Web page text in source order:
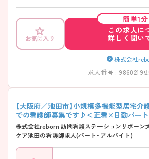
お気に入り
簡単1分
この求人に
詳しく聞い
株式会社
求人番号 : 9860219
【大阪府／池田市】小規模多機能型居宅介
での看護師募集です♪＜正看×日勤パー
株式会社reborn 訪問看護ステーションリボー
ケア池田の看護師求人(パート・アルバイト)